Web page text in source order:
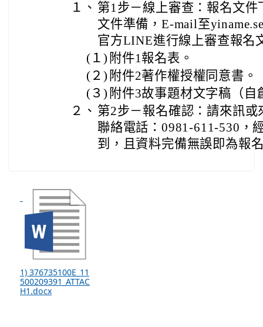
１、 第1步－線上審查：報名文
文件準備，E-mail至
官方LINE進行線上審查報名
(１) 附件1報名表。
(２) 附件2著作權授權同意書。
(３) 附件3故事題材文字稿（
２、 第2步－報名確認：請來訊
聯絡電話：0981-611-530，
到，且資料完備無誤即為報
1) 376735100E_11
500209391_ATTAC
H1.docx